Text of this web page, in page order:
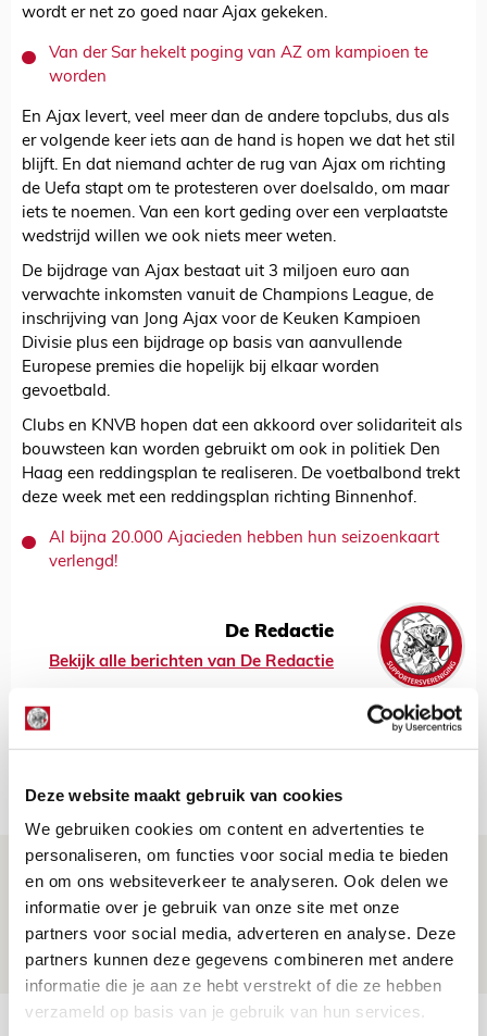
Deze website maakt gebruik van cookies
We gebruiken cookies om content en advertenties te
personaliseren, om functies voor social media te bieden
en om ons websiteverkeer te analyseren. Ook delen we
informatie over je gebruik van onze site met onze
partners voor social media, adverteren en analyse. Deze
partners kunnen deze gegevens combineren met andere
informatie die je aan ze hebt verstrekt of die ze hebben
verzameld op basis van je gebruik van hun services.
wordt er net zo goed naar Ajax gekeken.
Van der Sar hekelt poging van AZ om kampioen te
worden
En Ajax levert, veel meer dan de andere topclubs, dus als
er volgende keer iets aan de hand is hopen we dat het stil
blijft. En dat niemand achter de rug van Ajax om richting
de Uefa stapt om te protesteren over doelsaldo, om maar
iets te noemen. Van een kort geding over een verplaatste
wedstrijd willen we ook niets meer weten.
De bijdrage van Ajax bestaat uit 3 miljoen euro aan
verwachte inkomsten vanuit de Champions League, de
inschrijving van Jong Ajax voor de Keuken Kampioen
Divisie plus een bijdrage op basis van aanvullende
Europese premies die hopelijk bij elkaar worden
gevoetbald.
Clubs en KNVB hopen dat een akkoord over solidariteit als
bouwsteen kan worden gebruikt om ook in politiek Den
Haag een reddingsplan te realiseren. De voetbalbond trekt
deze week met een reddingsplan richting Binnenhof.
Al bijna 20.000 Ajacieden hebben hun seizoenkaart
verlengd!
De Redactie
Bekijk alle berichten van De Redactie
Míchels elf: met welke formatie begin
jij aan nieuw eredivisieseizoen?
08 AUGUSTUS 2026 - 11:34
NIEUWS
Spelen bij Jong Ajax of Ajax 1? Dat